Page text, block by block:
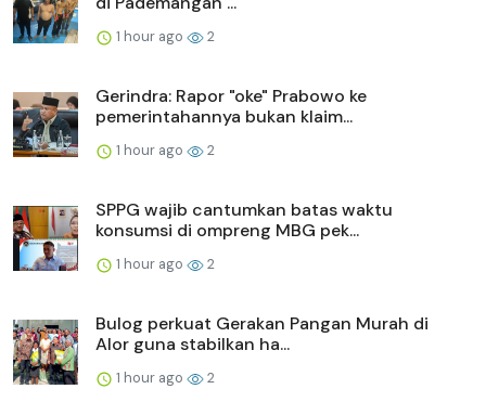
1 hour ago 2
Gerindra: Rapor "oke" Prabowo ke
pemerintahannya bukan klaim...
1 hour ago 2
SPPG wajib cantumkan batas waktu
konsumsi di ompreng MBG pek...
1 hour ago 2
Bulog perkuat Gerakan Pangan Murah di
Alor guna stabilkan ha...
1 hour ago 2